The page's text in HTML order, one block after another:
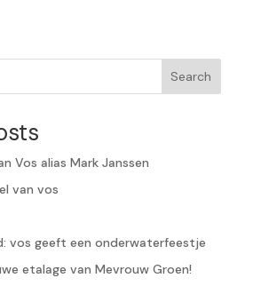
Search
Vos alias Mark Janssen
van vos
vos geeft een onderwaterfeestje
etalage van Mevrouw Groen!